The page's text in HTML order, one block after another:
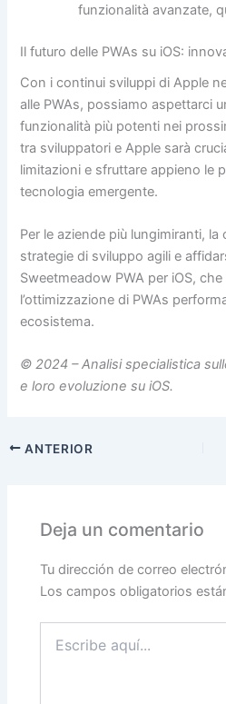
funzionalità avanzate,
Il futuro delle PWAs su iOS:
Con i continui sviluppi di Apple
alle PWAs, possiamo aspettarci
funzionalità più potenti nei
tra sviluppatori e Apple sarà
limitazioni e sfruttare appieno le
tecnologia emergente.
Per le aziende più lungimiranti,
strategie di sviluppo agili e
Sweetmeadow PWA per iOS,
l’ottimizzazione di PWAs
ecosistema.
© 2024 – Analisi specialistica
e loro evoluzione su iOS.
ANTERIOR
Deja un comentario
Tu dirección de correo
Los campos obligatorios
aquí...